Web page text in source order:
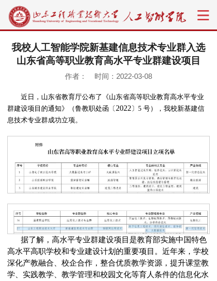
我校人工智能学院新基建信息技术专业群入选
山东省高等职业教育高水平专业群建设项目
作者： 时间：2022-03-08
近日，山东省教育厅公布了《山东省高等职业教育高水平专业
群建设项目的通知》（鲁教职处函〔 2022 〕5 号），我校新基建信
息技术专业群成功立项。
据了解，高水平专业群建设项目是教育部实施中国特色
高水平高职学校和专业建设计划的重要项目。近年来，学校
深化产教融合、校企合作，整合优质教学资源，提升课堂教
学、实践教学、教学管理和校园文化等育人条件的信息化水